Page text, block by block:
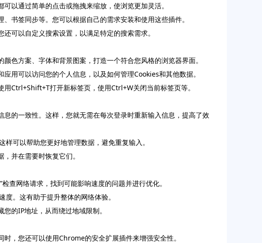
以通过简单的点击或拖拽来缩放，使浏览更加灵活。
书签同步等。您可以根据自己的需求安装和使用这些插件。
可以自定义搜索设置，以满足特定的搜索需求。
色方案、字体和背景图案，打造一个符合您风格的浏览器界面。
用可以访问您的个人信息，以及如何管理Cookies和其他数据。
Ctrl+Shift+T打开新标签页，使用Ctrl+W关闭当前标签页等。
的一致性。这样，您就无需在每次登录时重新输入信息，提高了效
可以帮助您更好地管理数据，避免重复输入。
并在需要时恢复它们。
查网络请求，找到可能影响速度的问题并进行优化。
。这有助于提升整体的网络体验。
的IP地址，从而绕过地域限制。
，您还可以使用Chrome的安全扩展插件来增强安全性。